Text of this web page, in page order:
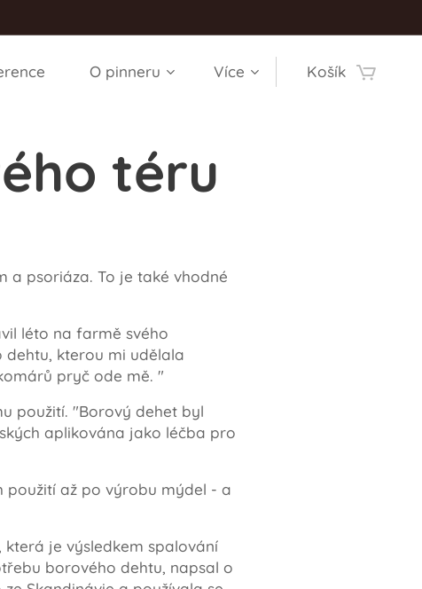
O pinneru Více Košík
téru
a psoriáza. To je také vhodné
léto na farmě svého
dehtu, kterou mi udělala
pryč ode mě. "
použití. "Borový dehet byl
aplikována jako léčba pro
použití až po výrobu mýdel - a
je výsledkem spalování
borového dehtu, napsal o